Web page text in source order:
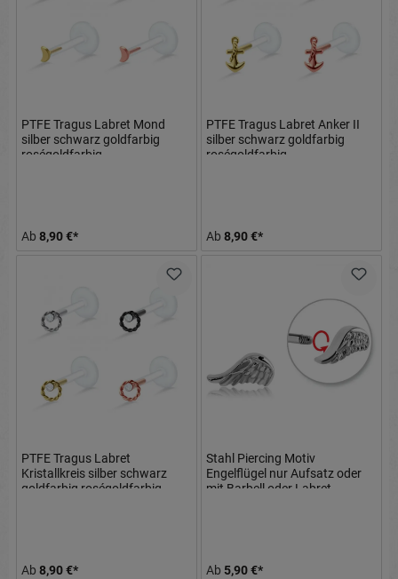
PTFE Tragus Labret Mond
silber schwarz goldfarbig
roségoldfarbig
Ab 8,90 €*
PTFE Tragus Labret Anker II
silber schwarz goldfarbig
roségoldfarbig
Ab 8,90 €*
PTFE Tragus Labret
Kristallkreis silber schwarz
goldfarbig roségoldfarbig
Ab 8,90 €*
Stahl Piercing Motiv
Engelflügel nur Aufsatz oder
mit Barbell oder Labret
Ab 5,90 €*